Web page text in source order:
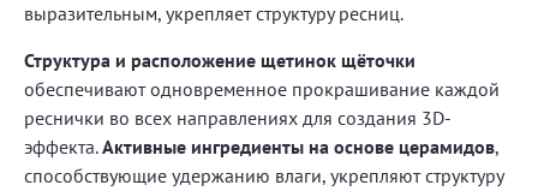
выразительным, укрепляет структуру ресниц.
Структура и расположение щетинок щёточки
обеспечивают одновременное прокрашивание каждой
реснички во всех направлениях для создания 3D-
эффекта.Активные ингредиенты на основе церамидов,
способствующие удержанию влаги, укрепляют структуру